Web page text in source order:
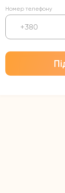
Номер телефону